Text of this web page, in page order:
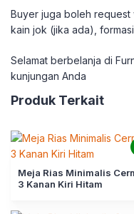
Buyer juga boleh request
kain jok (jika ada),
Selamat berbelanja di
kunjungan Anda
Produk Terkait
Meja Rias Minimalis
3 Kanan Kiri Hitam